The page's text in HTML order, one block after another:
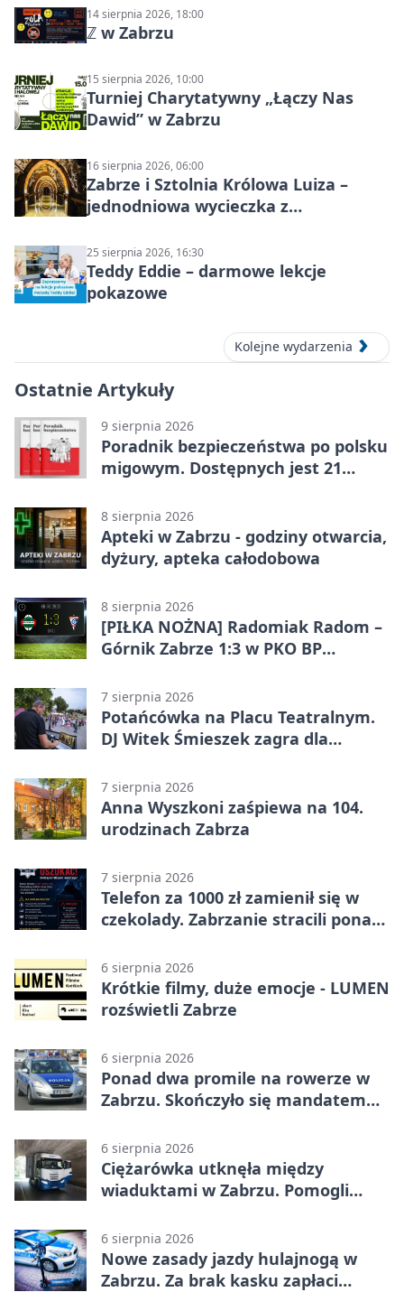
14 sierpnia 2026, 18:00
ℤ w Zabrzu
15 sierpnia 2026, 10:00
Turniej Charytatywny „Łączy Nas
Dawid” w Zabrzu
16 sierpnia 2026, 06:00
Zabrze i Sztolnia Królowa Luiza –
jednodniowa wycieczka z
miasta
25 sierpnia 2026, 16:30
Teddy Eddie – darmowe lekcje
pokazowe
Kolejne wydarzenia
Ostatnie Artykuły
9 sierpnia 2026
Poradnik bezpieczeństwa po polsku
migowym. Dostępnych jest 21
8 sierpnia 2026
Apteki w Zabrzu - godziny otwarcia,
dyżury, apteka całodobowa
8 sierpnia 2026
[PIŁKA NOŻNA] Radomiak Radom –
Górnik Zabrze 1:3 w PKO BP
Federico dał zabrzanom zwycięstwo
7 sierpnia 2026
Potańcówka na Placu Teatralnym.
DJ Witek Śmieszek zagra dla
7 sierpnia 2026
Anna Wyszkoni zaśpiewa na 104.
urodzinach Zabrza
7 sierpnia 2026
Telefon za 1000 zł zamienił się w
czekolady. Zabrzanie stracili ponad
6 sierpnia 2026
Krótkie filmy, duże emocje - LUMEN
rozświetli Zabrze
6 sierpnia 2026
Ponad dwa promile na rowerze w
Zabrzu. Skończyło się mandatem
6 sierpnia 2026
Ciężarówka utknęła między
wiaduktami w Zabrzu. Pomogli
6 sierpnia 2026
Nowe zasady jazdy hulajnogą w
Zabrzu. Za brak kasku zapłaci